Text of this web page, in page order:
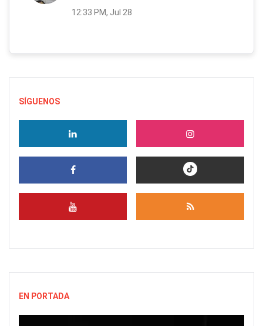
12:33 PM, Jul 28
SÍGUENOS
EN PORTADA